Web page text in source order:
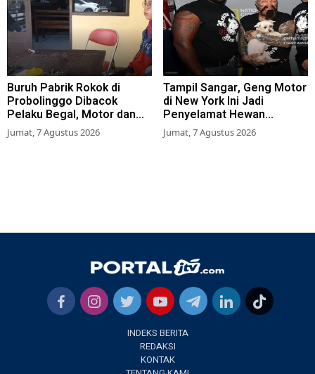
Buruh Pabrik Rokok di
Probolinggo Dibacok
Pelaku Begal, Motor dan
Tas Amblas
Jumat, 7 Agustus 2026
Tampil Sangar, Geng Motor
di New York Ini Jadi
Penyelamat Hewan
Terlantar
Jumat, 7 Agustus 2026
INDEKS BERITA
REDAKSI
KONTAK